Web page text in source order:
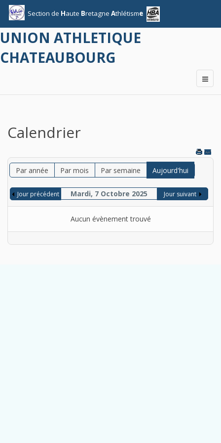
Section de Haute Bretagne Athlétisme
UNION ATHLETIQUE
CHATEAUBOURG
Calendrier
Par année Par mois Par semaine Aujourd'hui
Jour précédent Mardi, 7 Octobre 2025 Jour suivant
Aucun évènement trouvé